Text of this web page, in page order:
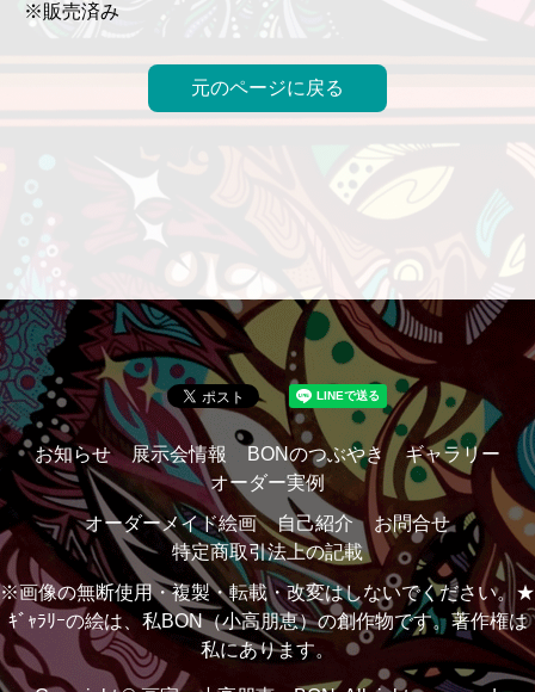
※販売済み
元のページに戻る
お知らせ 展示会情報 BONのつぶやき
ギャラリー
オーダー実例
オーダーメイド絵画
自己紹介
お問合せ
特定商取引法上の記載
※画像の無断使用・複製・転載・改変はしないでください。★
ｷﾞｬﾗﾘｰの絵は、私BON（小高朋恵）の創作物です。著作権は
私にあります。